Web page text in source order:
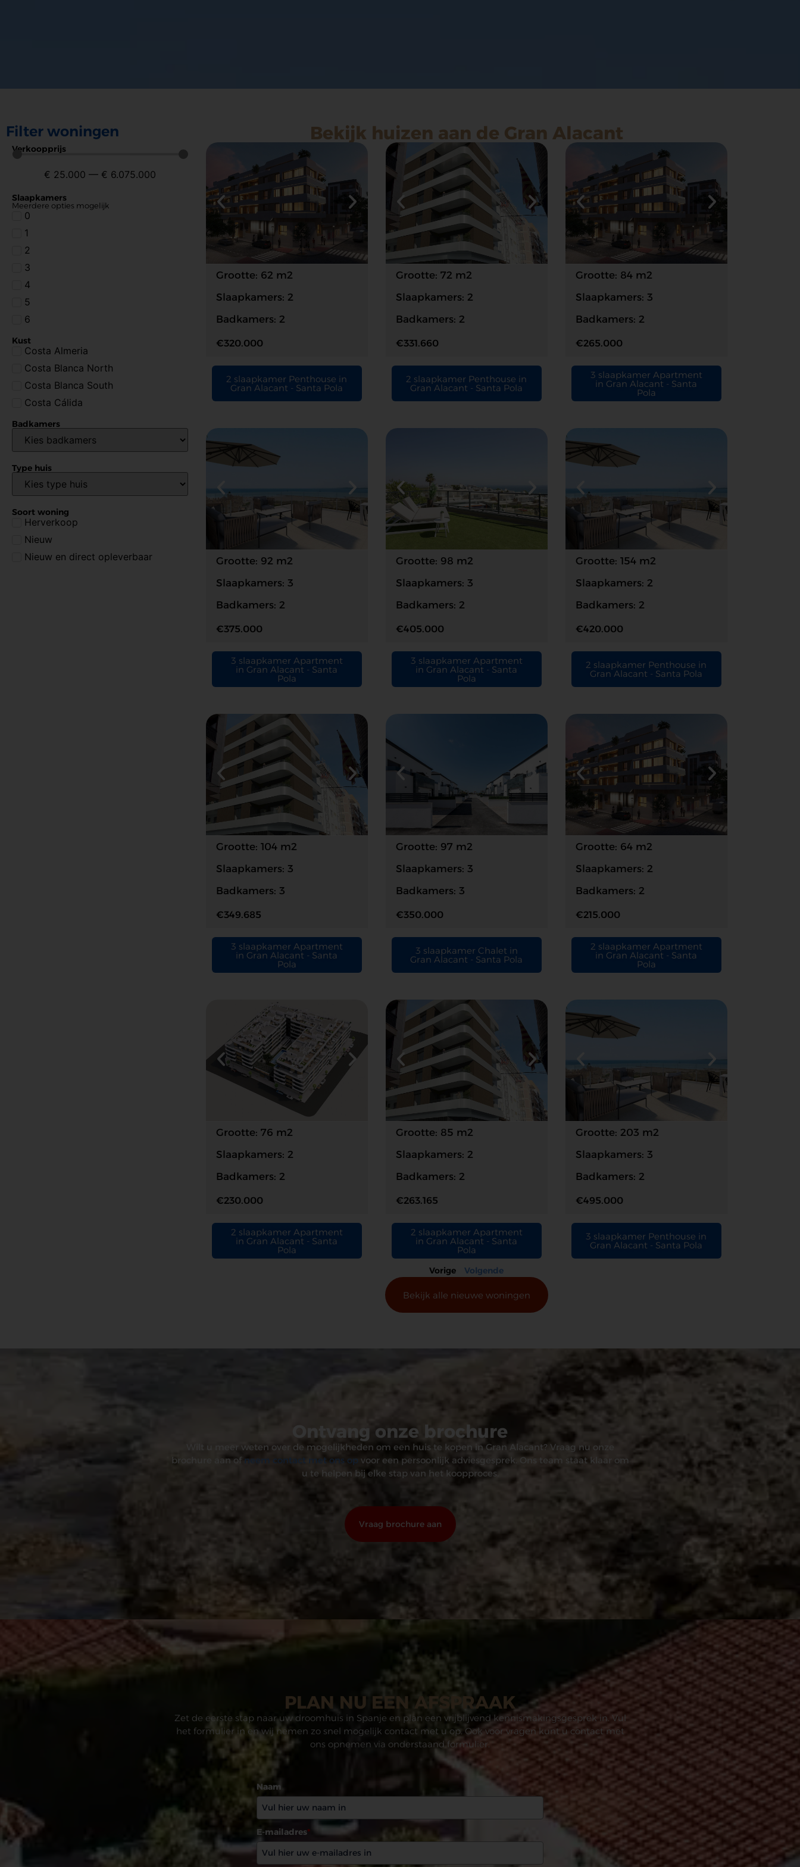
Filter woningen
Verkoopprijs
€ 25.000 — € 6.075.000
Slaapkamers
Meerdere opties mogelijk
0
1
2
3
4
5
6
Kust
Costa Almeria
Costa Blanca North
Costa Blanca South
Costa Cálida
Badkamers
Type huis
Soort woning
Herverkoop
Nieuw
Nieuw en direct opleverbaar
Bekijk huizen aan de Gran Alacant
Grootte: 62 m2
Slaapkamers: 2
Badkamers: 2
€320.000
2 slaapkamer Penthouse in
Gran Alacant - Santa Pola
Grootte: 72 m2
Slaapkamers: 2
Badkamers: 2
€331.660
2 slaapkamer Penthouse in
Gran Alacant - Santa Pola
Grootte: 84 m2
Slaapkamers: 3
Badkamers: 2
€265.000
3 slaapkamer Apartment
in Gran Alacant - Santa
Pola
Grootte: 92 m2
Slaapkamers: 3
Badkamers: 2
€375.000
3 slaapkamer Apartment
in Gran Alacant - Santa
Pola
Grootte: 98 m2
Slaapkamers: 3
Badkamers: 2
€405.000
3 slaapkamer Apartment
in Gran Alacant - Santa
Pola
Grootte: 154 m2
Slaapkamers: 2
Badkamers: 2
€420.000
2 slaapkamer Penthouse in
Gran Alacant - Santa Pola
Grootte: 104 m2
Slaapkamers: 3
Badkamers: 3
€349.685
3 slaapkamer Apartment
in Gran Alacant - Santa
Pola
Grootte: 97 m2
Slaapkamers: 3
Badkamers: 3
€350.000
3 slaapkamer Chalet in
Gran Alacant - Santa Pola
Grootte: 64 m2
Slaapkamers: 2
Badkamers: 2
€215.000
2 slaapkamer Apartment
in Gran Alacant - Santa
Pola
Grootte: 76 m2
Slaapkamers: 2
Badkamers: 2
€230.000
2 slaapkamer Apartment
in Gran Alacant - Santa
Pola
Grootte: 85 m2
Slaapkamers: 2
Badkamers: 2
€263.165
2 slaapkamer Apartment
in Gran Alacant - Santa
Pola
Grootte: 203 m2
Slaapkamers: 3
Badkamers: 2
€495.000
3 slaapkamer Penthouse in
Gran Alacant - Santa Pola
Vorige Volgende
Bekijk alle nieuwe woningen
Ontvang onze brochure
Wilt u meer weten over de mogelijkheden om een huis te kopen in Gran Alacant? Vraag nu onze
brochure aan of neem contact met ons opvoor een persoonlijk adviesgesprek. Ons team staat klaar om
u te helpen bij elke stap van het koopproces.
Vraag brochure aan
PLAN NU EEN AFSPRAAK
Zet de eerste stap naar uw droomhuis in Spanje en plan een vrijblijvend kennismakingsgesprek in. Vul
het formulier in en wij nemen zo snel mogelijk contact met u op. Ook voor vragen kunt u contact met
ons opnemen via onderstaand formulier.
Naam
E-mailadres*